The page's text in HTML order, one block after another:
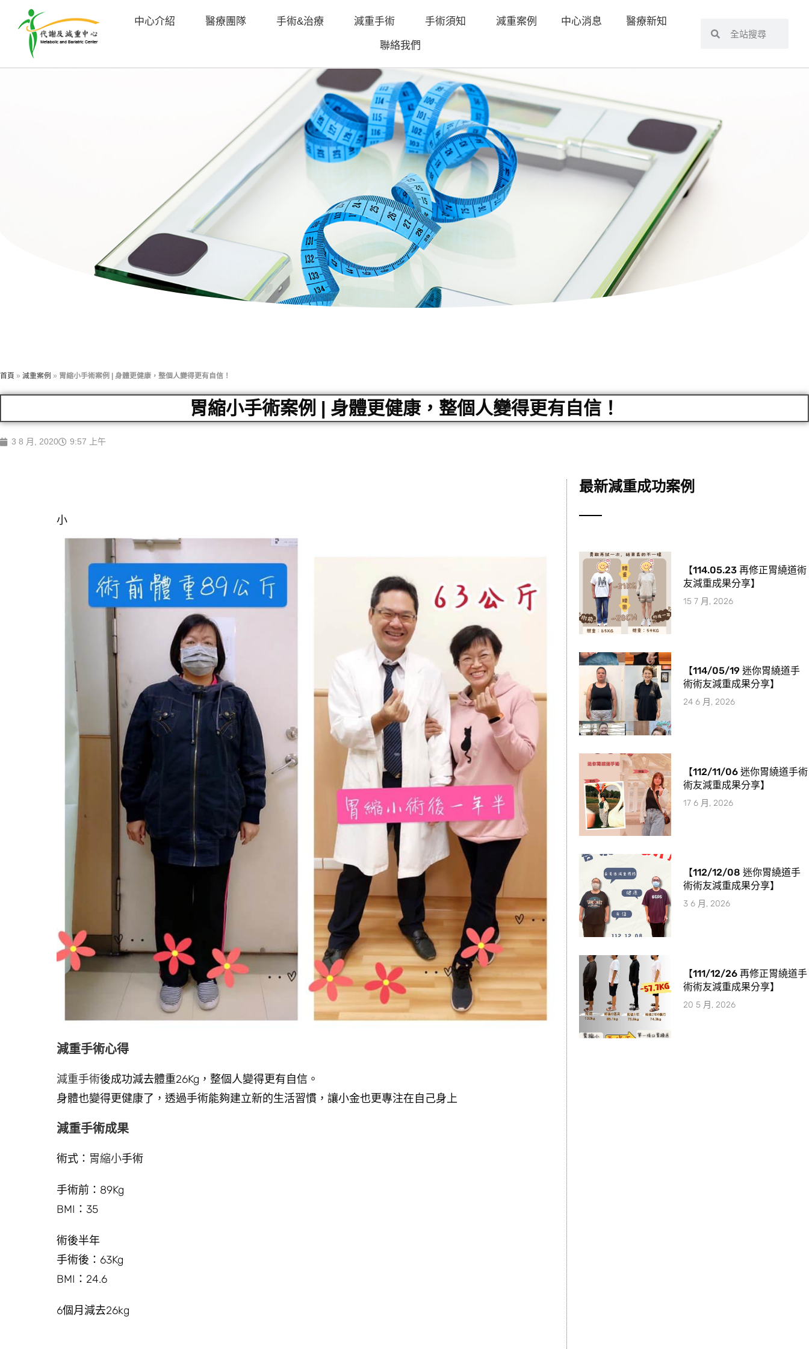
中心介紹 醫療團隊 手術&治療 減重手術 手術須知 減重案例 中心消息 醫療新知
聯絡我們
首頁 » 減重案例 » 胃縮小手術案例 | 身體更健康，整個人變得更有自信！
胃縮小手術案例 | 身體更健康，整個人變得更有自信！
3 8 月, 2020 9:57 上午
小
減重手術心得
減重手術後成功減去體重26Kg，整個人變得更有自信。
身體也變得更健康了，透過手術能夠建立新的生活習慣，讓小金也更專注在自己身上
減重手術成果
術式： 胃縮小手術
手術前：89Kg
BMI：35
術後半年
手術後：63Kg
BMI：24.6
6個月減去26kg
最新減重成功案例
【114.05.23 再修正胃繞道術
友減重成果分享】
15 7 月, 2026
【114/05/19 迷你胃繞道手
術術友減重成果分享】
24 6 月, 2026
【112/11/06 迷你胃繞道手術
術友減重成果分享】
17 6 月, 2026
【112/12/08 迷你胃繞道手
術術友減重成果分享】
3 6 月, 2026
【111/12/26 再修正胃繞道手
術術友減重成果分享】
20 5 月, 2026